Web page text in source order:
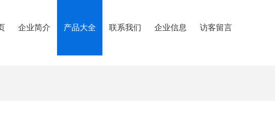
企业简介 产品大全 联系我们 企业信息 访客留言